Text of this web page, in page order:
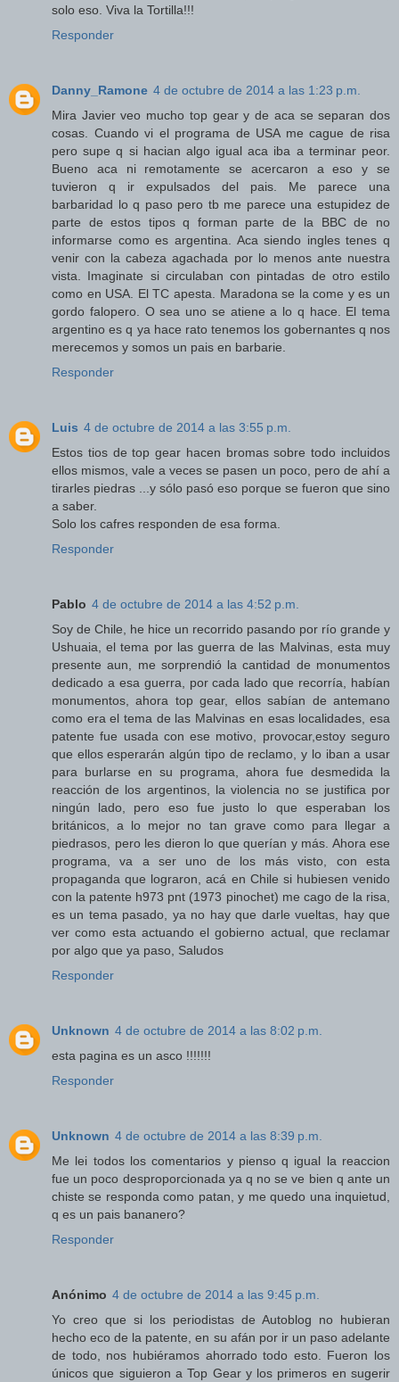
solo eso. Viva la Tortilla!!!
Responder
Danny_Ramone 4 de octubre de 2014 a las 1:23 p.m.
Mira Javier veo mucho top gear y de aca se separan dos
cosas. Cuando vi el programa de USA me cague de risa
pero supe q si hacian algo igual aca iba a terminar peor.
Bueno aca ni remotamente se acercaron a eso y se
tuvieron q ir expulsados del pais. Me parece una
barbaridad lo q paso pero tb me parece una estupidez de
parte de estos tipos q forman parte de la BBC de no
informarse como es argentina. Aca siendo ingles tenes q
venir con la cabeza agachada por lo menos ante nuestra
vista. Imaginate si circulaban con pintadas de otro estilo
como en USA. El TC apesta. Maradona se la come y es un
gordo falopero. O sea uno se atiene a lo q hace. El tema
argentino es q ya hace rato tenemos los gobernantes q nos
merecemos y somos un pais en barbarie.
Responder
Luis 4 de octubre de 2014 a las 3:55 p.m.
Estos tios de top gear hacen bromas sobre todo incluidos
ellos mismos, vale a veces se pasen un poco, pero de ahí a
tirarles piedras ...y sólo pasó eso porque se fueron que sino
a saber.
Solo los cafres responden de esa forma.
Responder
Pablo 4 de octubre de 2014 a las 4:52 p.m.
Soy de Chile, he hice un recorrido pasando por río grande y
Ushuaia, el tema por las guerra de las Malvinas, esta muy
presente aun, me sorprendió la cantidad de monumentos
dedicado a esa guerra, por cada lado que recorría, habían
monumentos, ahora top gear, ellos sabían de antemano
como era el tema de las Malvinas en esas localidades, esa
patente fue usada con ese motivo, provocar,estoy seguro
que ellos esperarán algún tipo de reclamo, y lo iban a usar
para burlarse en su programa, ahora fue desmedida la
reacción de los argentinos, la violencia no se justifica por
ningún lado, pero eso fue justo lo que esperaban los
británicos, a lo mejor no tan grave como para llegar a
piedrasos, pero les dieron lo que querían y más. Ahora ese
programa, va a ser uno de los más visto, con esta
propaganda que lograron, acá en Chile si hubiesen venido
con la patente h973 pnt (1973 pinochet) me cago de la risa,
es un tema pasado, ya no hay que darle vueltas, hay que
ver como esta actuando el gobierno actual, que reclamar
por algo que ya paso, Saludos
Responder
Unknown 4 de octubre de 2014 a las 8:02 p.m.
esta pagina es un asco !!!!!!!
Responder
Unknown 4 de octubre de 2014 a las 8:39 p.m.
Me lei todos los comentarios y pienso q igual la reaccion
fue un poco desproporcionada ya q no se ve bien q ante un
chiste se responda como patan, y me quedo una inquietud,
q es un pais bananero?
Responder
Anónimo 4 de octubre de 2014 a las 9:45 p.m.
Yo creo que si los periodistas de Autoblog no hubieran
hecho eco de la patente, en su afán por ir un paso adelante
de todo, nos hubiéramos ahorrado todo esto. Fueron los
únicos que siguieron a Top Gear y los primeros en sugerir